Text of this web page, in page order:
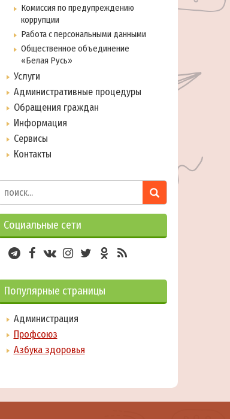
Комиссия по предупреждению
коррупции
Работа с персональными данными
Общественное объединение
«Белая Русь»
Услуги
Административные процедуры
Обращения граждан
Информация
Сервисы
Контакты
Социальные сети
Популярные страницы
Администрация
Профсоюз
Азбука здоровья